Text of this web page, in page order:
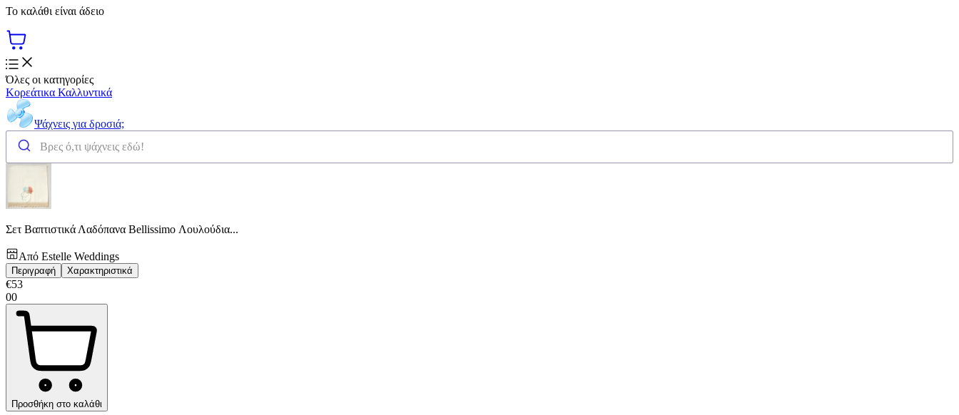
Το καλάθι είναι άδειο
Όλες οι κατηγορίες
Κορεάτικα Καλλυντικά
Ψάχνεις για δροσιά;
Σετ Βαπτιστικά Λαδόπανα Bellissimo Λουλούδια...
Από Estelle Weddings
Περιγραφή Χαρακτηριστικά
€53
00
Προσθήκη στο καλάθι